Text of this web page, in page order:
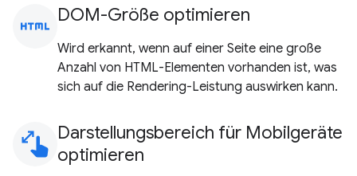
html DOM-Größe optimieren
Wird erkannt, wenn auf einer Seite eine große
Anzahl von HTML-Elementen vorhanden ist, was
sich auf die Rendering-Leistung auswirken kann.
pinch Darstellungsbereich für Mobilgeräte
optimieren